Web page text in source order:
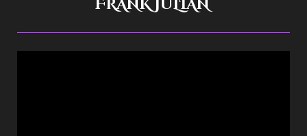
FRANK JULIAN